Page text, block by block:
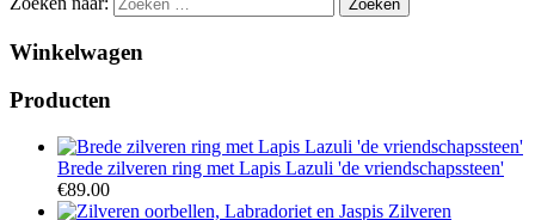
Winkelwagen
Producten
Brede zilveren ring met Lapis Lazuli 'de vriendschapssteen'
€89.00
Zilveren